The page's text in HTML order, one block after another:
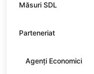
Măsuri SDL
Parteneriat
Agenți Economici